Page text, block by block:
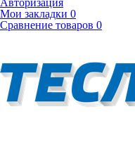
Авторизация
Мои закладки 0
Сравнение товаров 0